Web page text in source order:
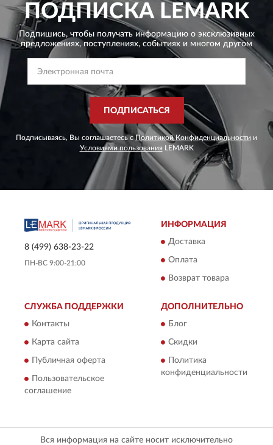
ПОДПИСКАLEMARK
Подпишись, чтобы получать информацию о эксклюзивных
предложениях, поступлениях, событиях и многом другом
ПОДПИСАТЬСЯ
Подписываясь, Вы соглашаетесь сПолитикой Конфиденциальности и
Условиями пользования LEMARK
8 (499) 638-23-22
ПН-ВС 9:00-21:00
ИНФОРМАЦИЯ
Доставка
Оплата
Возврат товара
СЛУЖБА ПОДДЕРЖКИ
Контакты
Карта сайта
Публичная оферта
Пользовательское
соглашение
ДОПОЛНИТЕЛЬНО
Блог
Скидки
Политика
конфиденциальности
Вся информация на сайте носит исключительно